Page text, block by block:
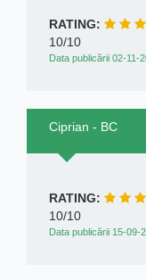
RATING:
10/10
Data publicării 02-11-
Ciprian - BC
RATING:
10/10
Data publicării 15-09-